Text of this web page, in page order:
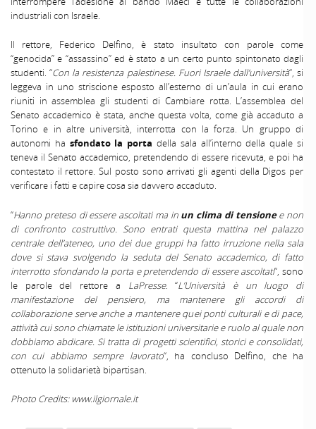
industriali con Israele.
Il rettore, Federico Delfino, è stato insultato con parole come
“genocida” e “assassino” ed è stato a un certo punto spintonato dagli
studenti. “Con la resistenza palestinese. Fuori Israele dall’università“, si
leggeva in uno striscione esposto all’esterno di un’aula in cui erano
riuniti in assemblea gli studenti di Cambiare rotta. L’assemblea del
Senato accademico è stata, anche questa volta, come già accaduto a
Torino e in altre università, interrotta con la forza. Un gruppo di
autonomi ha sfondato la porta della sala all’interno della quale si
teneva il Senato accademico, pretendendo di essere ricevuta, e poi ha
contestato il rettore. Sul posto sono arrivati gli agenti della Digos per
verificare i fatti e capire cosa sia davvero accaduto.
“Hanno preteso di essere ascoltati ma in un clima di tensionee non
di confronto costruttivo. Sono entrati questa mattina nel palazzo
centrale dell’ateneo, uno dei due gruppi ha fatto irruzione nella sala
dove si stava svolgendo la seduta del Senato accademico, di fatto
interrotto sfondando la porta e pretendendo di essere ascoltati“, sono
le parole del rettore a LaPresse. “L’Università è un luogo di
manifestazione del pensiero, ma mantenere gli accordi di
collaborazione serve anche a mantenere quei ponti culturali e di pace,
attività cui sono chiamate le istituzioni universitarie e ruolo al quale non
dobbiamo abdicare. Si tratta di progetti scientifici, storici e consolidati,
con cui abbiamo sempre lavorato“, ha concluso Delfino, che ha
ottenuto la solidarietà bipartisan.
Photo Credits: www.ilgiornale.it